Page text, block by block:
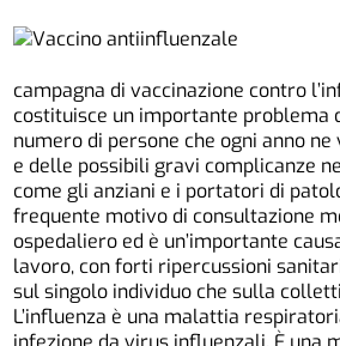
campagna di vaccinazione contro
costituisce un importante problema
numero di persone che ogni anno
e delle possibili gravi complicanze
come gli anziani e i portatori di
frequente motivo di consultazione
ospedaliero ed è un’importante
lavoro, con forti ripercussioni
sul singolo individuo che sulla
L’influenza è una malattia